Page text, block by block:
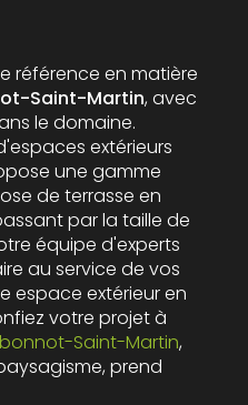
référence en matière
Saint-Martin, avec
le domaine.
extérieurs
une gamme
de terrasse en
par la taille de
équipe d'experts
au service de vos
espace extérieur en
votre projet à
Saint-Martin,
prend